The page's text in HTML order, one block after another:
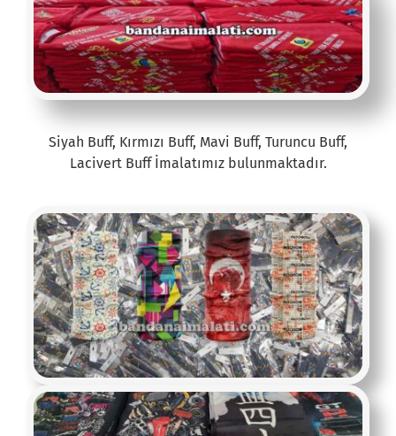
Siyah Buff, Kırmızı Buff, Mavi Buff, Turuncu Buff,
Lacivert Buff İmalatımız bulunmaktadır.